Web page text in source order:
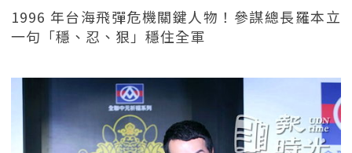
1996 年台海飛彈危機關鍵人物！參謀總長羅本立
一句「穩、忍、狠」穩住全軍